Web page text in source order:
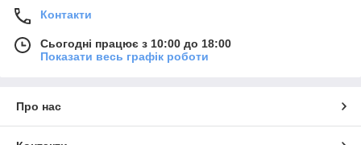
Контакти
Сьогодні працює з 10:00 до 18:00
Показати весь графік роботи
Про нас